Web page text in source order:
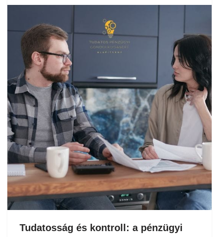
Tudatosság és kontroll: a pénzügyi